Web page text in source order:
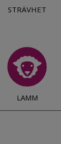
STRÄVHET
LAMM